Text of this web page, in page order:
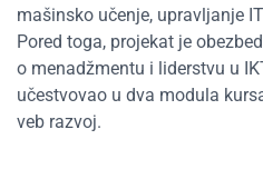
mašinsko učenje, upravljanje
Pored toga, projekat je
o menadžmentu i liderstvu u
učestvovao u dva modula
veb razvoj.